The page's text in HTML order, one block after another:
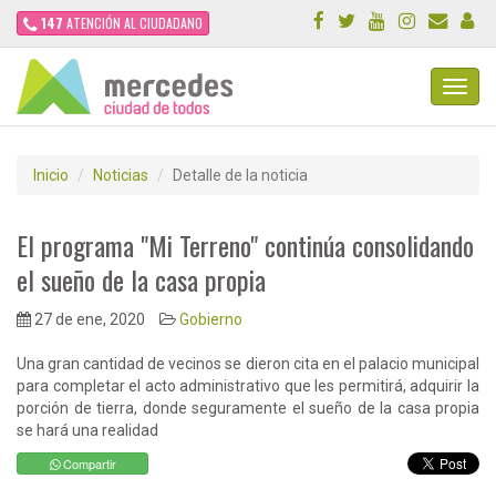
147 ATENCIÓN AL CIUDADANO
Inicio Noticias Detalle de la noticia
El programa "Mi Terreno" continúa consolidando
el sueño de la casa propia
27 de ene, 2020 Gobierno
Una gran cantidad de vecinos se dieron cita en el palacio municipal
para completar el acto administrativo que les permitirá, adquirir la
porción de tierra, donde seguramente el sueño de la casa propia
se hará una realidad
Compartir